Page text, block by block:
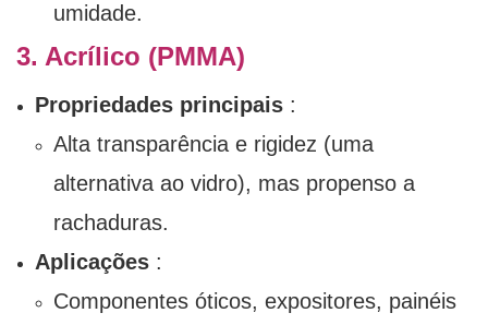
umidade.
3. Acrílico (PMMA)
Propriedades principais:
Alta transparência e rigidez (uma
alternativa ao vidro), mas propenso a
rachaduras.
Aplicações:
Componentes óticos, expositores, painéis